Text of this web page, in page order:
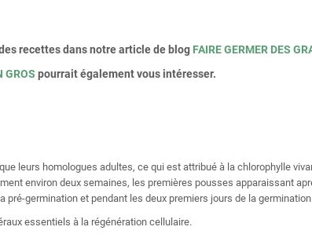
recettes dans notre article de blog FAIRE GERMER DES
GROS pourrait également vous intéresser.
leurs homologues adultes, ce qui est attribué à la chlorophylle
environ deux semaines, les premières pousses apparaissant
germination et pendant les deux premiers jours de la germination.
essentiels à la régénération cellulaire.